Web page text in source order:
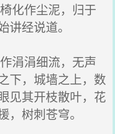
化作尘泥，归于
经说道。
涓涓细流，无声
下，城墙之上，数
见其开枝散叶，花
树刺苍穹。